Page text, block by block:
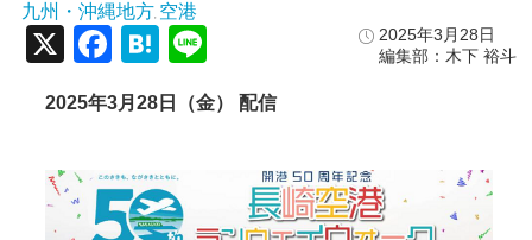
九州・沖縄地方 空港
2025年3月28日
編集部：木下 裕斗
X Facebook
Hatena
2025年3月28日（金） 配信